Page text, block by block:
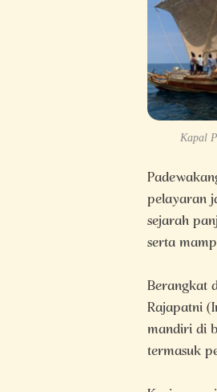
Kapal
pelayaran
sejarah
serta
Berangkat
Rajapatni
mandiri di
termasuk